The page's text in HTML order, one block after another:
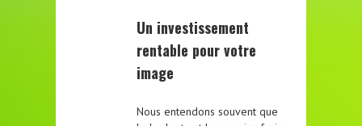
Un investissement
rentable pour votre
image
Nous entendons souvent que